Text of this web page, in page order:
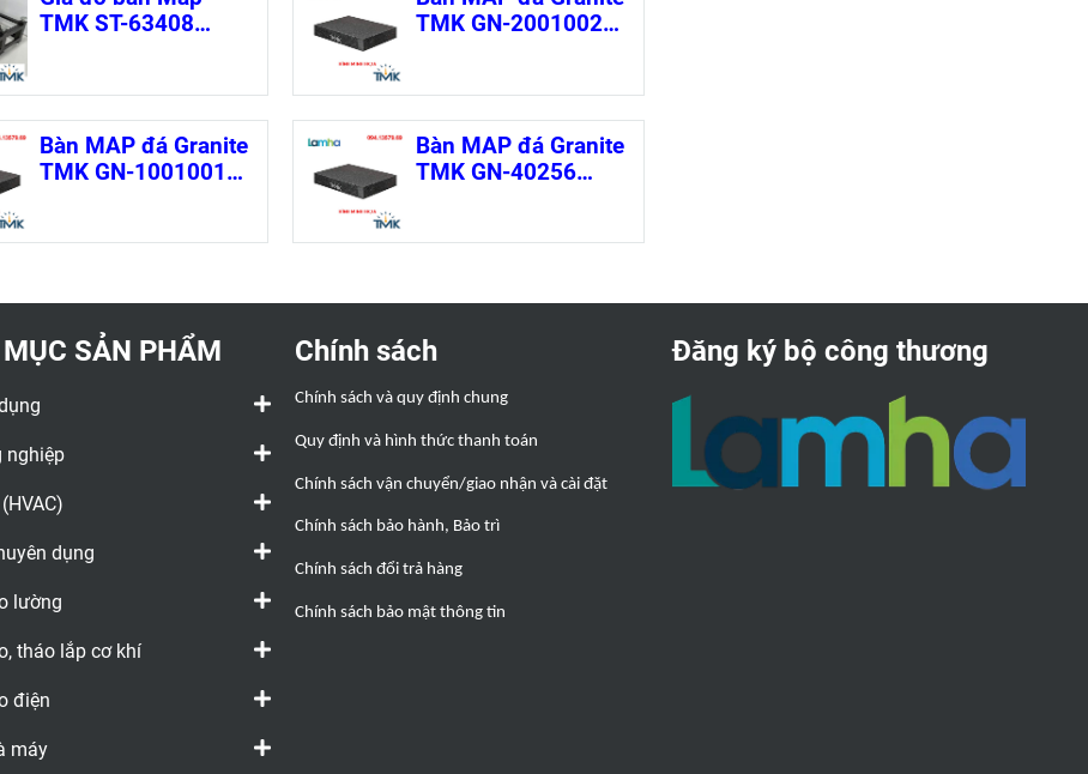
TMK ST-63408
TMK GN-20010022
Bàn MAP đá Granite
TMK GN-10010015
Bàn MAP đá Granite
TMK GN-40256
SẢN PHẨM
nghiệp
dụng
lường
tháo lắp cơ khí
điện
máy
Chính sách
Chính sách và quy định chung
Quy định và hình thức thanh toán
Chính sách vận chuyển/giao nhận và cài đặt
Chính sách bảo hành, Bảo trì
Chính sách đổi trả hàng
Chính sách bảo mật thông tin
Đăng ký bộ công thương